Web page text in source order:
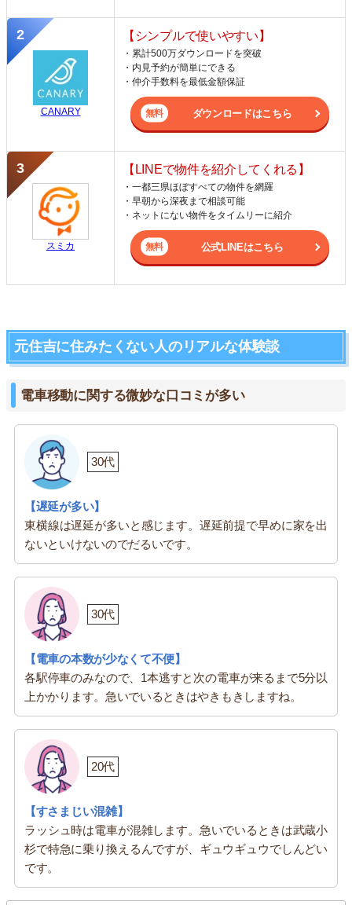
CANARY
【シンプルで使いやすい】
・累計500万ダウンロードを突破
・内見予約が簡単にできる
・仲介手数料を最低金額保証
ダウンロードはこちら
スミカ
【LINEで物件を紹介してくれる】
・一都三県ほぼすべての物件を網羅
・早朝から深夜まで相談可能
・ネットにない物件をタイムリーに紹介
公式LINEはこちら
元住吉に住みたくない人のリアルな体験談
電車移動に関する微妙な口コミが多い
30代
【遅延が多い】
東横線は遅延が多いと感じます。遅延前提で早めに家を出
ないといけないのでだるいです。
30代
【電車の本数が少なくて不便】
各駅停車のみなので、1本逃すと次の電車が来るまで5分以
上かかります。急いでいるときはやきもきしますね。
20代
【すさまじい混雑】
ラッシュ時は電車が混雑します。急いでいるときは武蔵小
杉で特急に乗り換えるんですが、ギュウギュウでしんどい
です。